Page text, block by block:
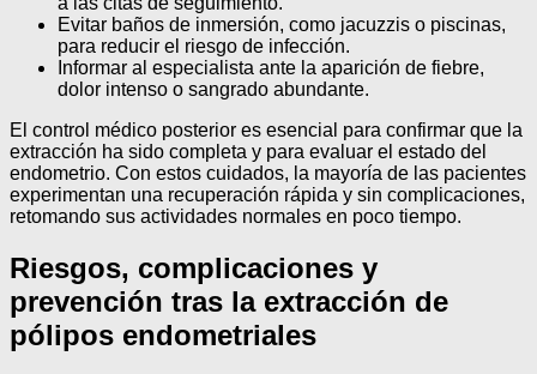
Evitar baños de inmersión, como jacuzzis o piscinas,
para reducir el riesgo de infección.
Informar al especialista ante la aparición de fiebre,
dolor intenso o sangrado abundante.
El control médico posterior es esencial para confirmar que la
extracción ha sido completa y para evaluar el estado del
endometrio. Con estos cuidados, la mayoría de las pacientes
experimentan una recuperación rápida y sin complicaciones,
retomando sus actividades normales en poco tiempo.
Riesgos, complicaciones y
prevención tras la extracción de
pólipos endometriales